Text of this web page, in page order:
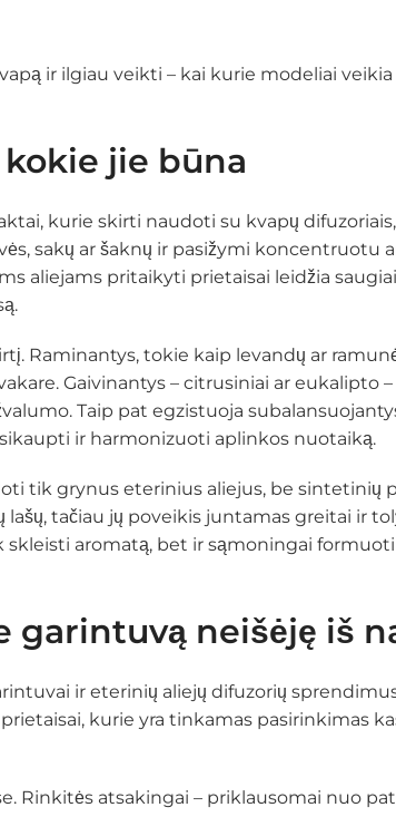
ir ilgiau veikti – kai kurie modeliai
jie būna
kurie skirti naudoti su kvapų
sakų ar šaknų ir pasižymi koncentruotu
aliejams pritaikyti prietaisai leidžia
Raminantys, tokie kaip levandų ar
Gaivinantys – citrusiniai ar eukalipto –
Taip pat egzistuoja
ir harmonizuoti aplinkos nuotaiką.
tik grynus eterinius aliejus, be sintetinių
tačiau jų poveikis juntamas greitai ir
aromatą, bet ir sąmoningai
neišėję iš
ir eterinių aliejų difuzorių
kurie yra tinkamas pasirinkimas
Rinkitės atsakingai – priklausomai nuo